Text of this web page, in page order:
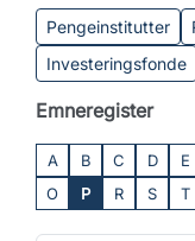
Pengeinstitutter
Investeringsfonde
Emneregister
A B C D E
O
P R S T